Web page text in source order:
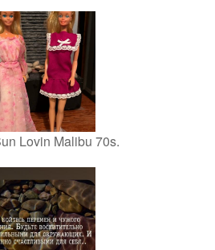
Lovin Malibu 70s.